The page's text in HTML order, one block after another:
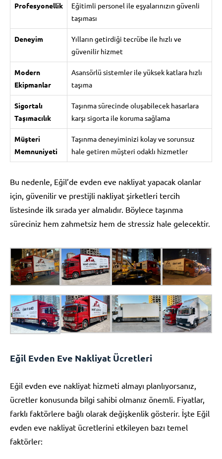
Profesyonellik
Eğitimli personel ile eşyalarınızın güvenli
taşıması
Deneyim
Yılların getirdiği tecrübe ile hızlı ve
güvenilir hizmet
Modern
Ekipmanlar
Asansörlü sistemler ile yüksek katlara hızlı
taşıma
Sigortalı
Taşımacılık
Taşınma sürecinde oluşabilecek hasarlara
karşı sigorta ile koruma sağlama
Müşteri
Memnuniyeti
Taşınma deneyiminizi kolay ve sorunsuz
hale getiren müşteri odaklı hizmetler
Bu nedenle, Eğil’de evden eve nakliyat yapacak olanlar
için, güvenilir ve prestijli nakliyat şirketleri tercih
listesinde ilk sırada yer almalıdır. Böylece taşınma
süreciniz hem zahmetsiz hem de stressiz hale gelecektir.
Eğil Evden Eve Nakliyat Ücretleri
Eğil evden eve nakliyat hizmeti almayı planlıyorsanız,
ücretler konusunda bilgi sahibi olmanız önemli. Fiyatlar,
farklı faktörlere bağlı olarak değişkenlik gösterir. İşte Eğil
evden eve nakliyat ücretlerini etkileyen bazı temel
faktörler: